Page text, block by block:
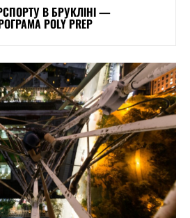
В БРУКЛІНІ —
POLY PREP